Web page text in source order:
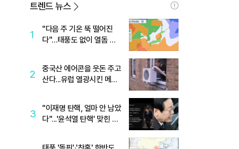
트렌드 뉴스
1
"다음 주 기온 뚝 떨어진
다"…태풍도 없이 열돔 박
2
중국산 에어콘을 웃돈 주고
산다...유럽 열광시킨 메이
3
"이재명 탄핵, 얼마 안 남았
다"...'윤석열 탄핵' 맞힌 무